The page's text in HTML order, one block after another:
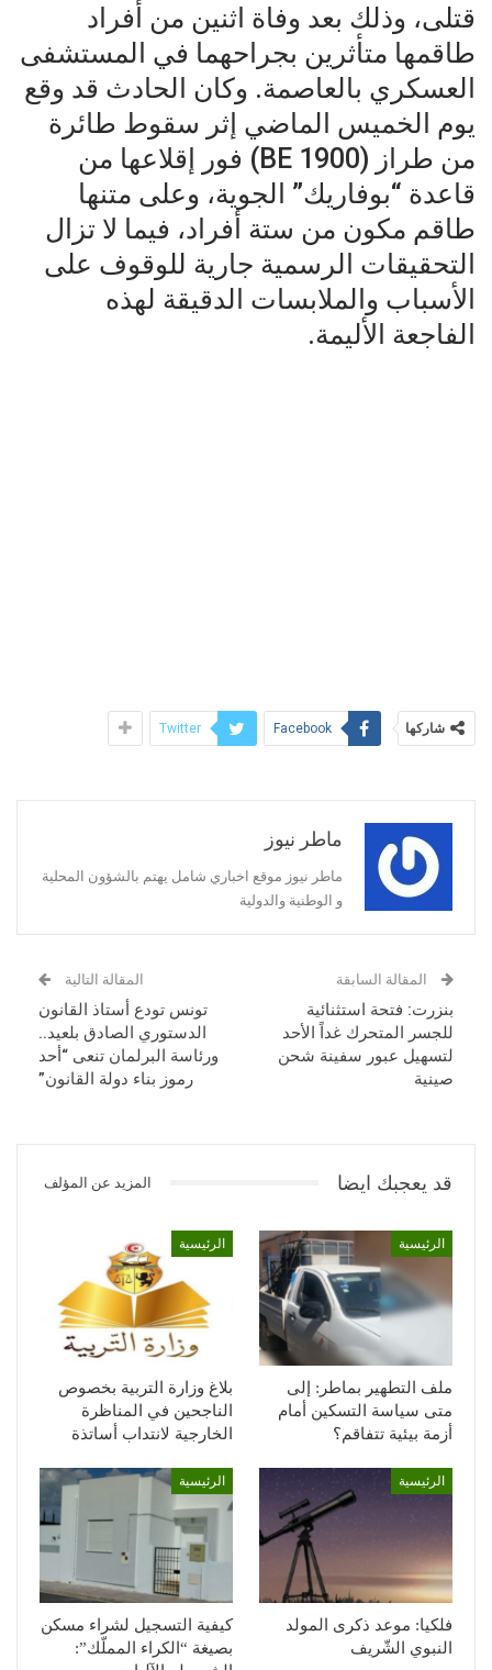
قتلى، وذلك بعد وفاة اثنين من أفراد
طاقمها متأثرين بجراحهما في المستشفى
العسكري بالعاصمة. وكان الحادث قد وقع
يوم الخميس الماضي إثر سقوط طائرة
من طراز (BE 1900) فور إقلاعها من
قاعدة “بوفاريك” الجوية، وعلى متنها
طاقم مكون من ستة أفراد، فيما لا تزال
التحقيقات الرسمية جارية للوقوف على
الأسباب والملابسات الدقيقة لهذه
الفاجعة الأليمة.
شاركها Facebook
Twitter
ماطر نيوز
ماطر نيوز موقع اخباري شامل يهتم بالشؤون المحلية
و الوطنية والدولية
المقالة السابقة
بنزرت: فتحة استثنائية
للجسر المتحرك غداً الأحد
لتسهيل عبور سفينة شحن
صينية
المقالة التالية
تونس تودع أستاذ القانون
الدستوري الصادق بلعيد..
ورئاسة البرلمان تنعى “أحد
رموز بناء دولة القانون”
قد يعجبك ايضا المزيد عن المؤلف
الرئيسية
ملف التطهير بماطر: إلى
متى سياسة التسكين أمام
أزمة بيئية تتفاقم؟
الرئيسية
بلاغ وزارة التربية بخصوص
الناجحين في المناظرة
الخارجية لانتداب أساتذة
الرئيسية
فلكيا: موعد ذكرى المولد
النبوي الشّريف
الرئيسية
كيفية التسجيل لشراء مسكن
بصيغة “الكراء المملّك”: